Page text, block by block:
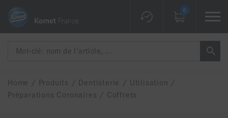
0
Home / Produits / Dentisterie / Utilisation /
Préparations Coronaires / Coffrets